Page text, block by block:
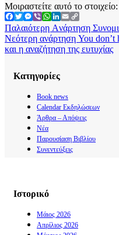
Μοιραστείτε αυτό το στοιχείο:
Facebook
Twitter
Messenger
ViberWhatsApp
LinkedIn
EmailCopy
Link
Παλαιότερη Aνάρτηση
Νεότερη ανάρτηση You don’t
και η αναζήτηση της ευτυχίας
Kατηγορίες
Book news
Calendar Εκδηλώσεων
Άρθρα – Απόψεις
Νέα
Παρουσίαση Βιβλίου
Συνεντεύξεις
Ιστορικό
Μάιος 2026
Απρίλιος 2026